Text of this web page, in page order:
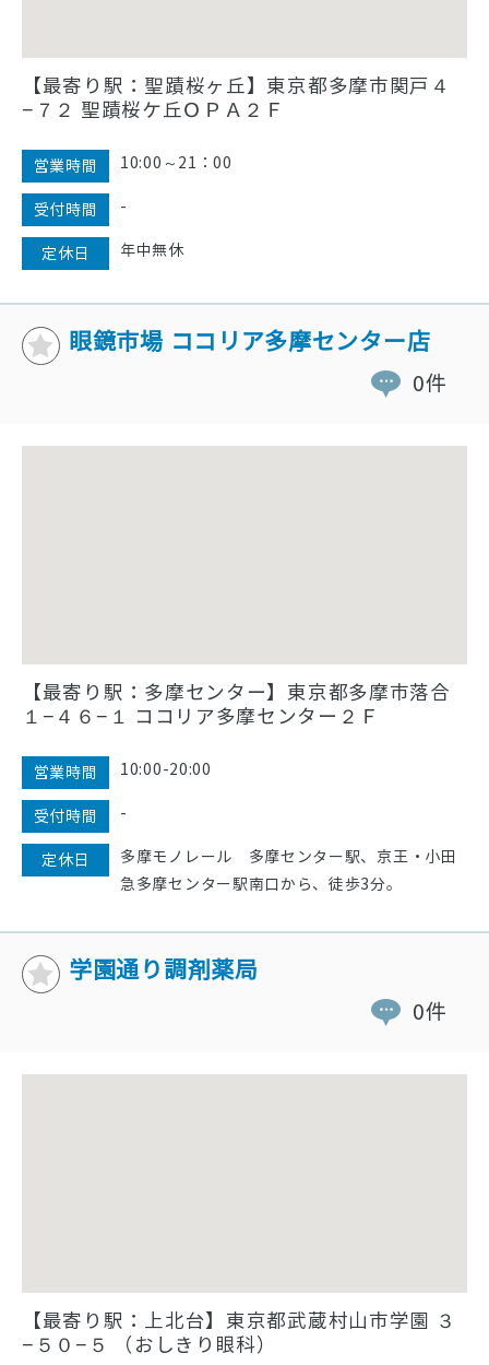
【最寄り駅：聖蹟桜ヶ丘】東京都多摩市関戸４
−７２ 聖蹟桜ケ丘ＯＰＡ２Ｆ
営業時間 10:00～21：00
受付時間 -
定休日 年中無休
眼鏡市場 ココリア多摩センター店
0件
【最寄り駅：多摩センター】東京都多摩市落合
１−４６−１ ココリア多摩センター２Ｆ
営業時間 10:00-20:00
受付時間 -
定休日
多摩モノレール 多摩センター駅、京王・小田
急多摩センター駅南口から、徒歩3分。
学園通り調剤薬局
0件
【最寄り駅：上北台】東京都武蔵村山市学園 ３
−５０−５ （おしきり眼科）